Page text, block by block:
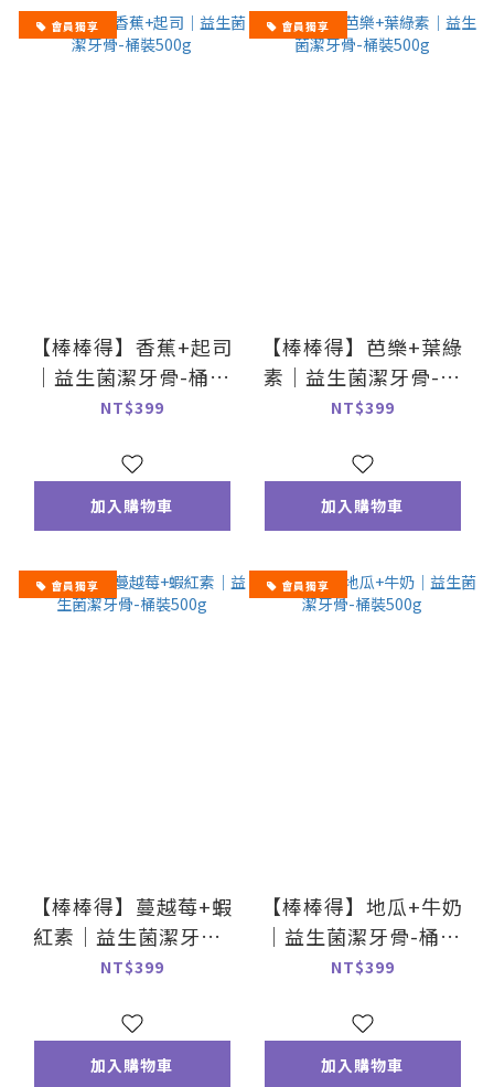
會員獨享
【棒棒得】香蕉+起司
｜益生菌潔牙骨-桶裝
500g
NT$399
加入購物車
會員獨享
【棒棒得】芭樂+葉綠
素｜益生菌潔牙骨-桶
裝500g
NT$399
加入購物車
會員獨享
【棒棒得】蔓越莓+蝦
紅素｜益生菌潔牙骨-
桶裝500g
NT$399
加入購物車
會員獨享
【棒棒得】地瓜+牛奶
｜益生菌潔牙骨-桶裝
500g
NT$399
加入購物車